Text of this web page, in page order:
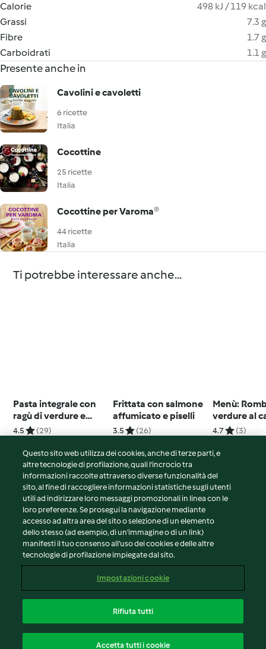
Calorie
498 kJ / 119 kcal
Grassi
7.3 g
Fibre
1.7 g
Carboidrati
1.1 g
Presente anche in
Cavolini e cavoletti
6 ricette
Italia
Cocottine
25 ricette
Italia
Cocottine per Varoma®
44 ricette
Italia
Ti potrebbe interessare anche...
Pasta integrale con
ragù di verdure e
frittatina
4.5 (29)
Frittata con salmone
affumicato e piselli
3.5 (26)
Menù:
verdure al
salsa ai
gelato
4.7 (3)
© Copyright 2026
Termini del servizio
Informativa sulla privacy
Avvertenze generali
Note legali
Contenuto del rapporto
Dichiarazione di accessibilità
Questo sito web utilizza dei cookies, anche di terze parti, e
altre tecnologie di profilazione, quali l’incrocio tra
informazioni raccolte attraverso diverse funzionalità del
sito, al fine di raccogliere informazioni statistiche sugli utenti
utili ad indirizzare loro messaggi promozionali in linea con le
loro preferenze. Se prosegui la navigazione mediante
accesso ad altra area del sito o selezione di un elemento
dello stesso (ad esempio, di un'immagine o di un link)
manifesti il tuo consenso all'uso dei cookies e delle altre
tecnologie di profilazione impiegate dal sito.
Impostazioni cookie
Rifiuta tutti
Accetta tutti i cookie